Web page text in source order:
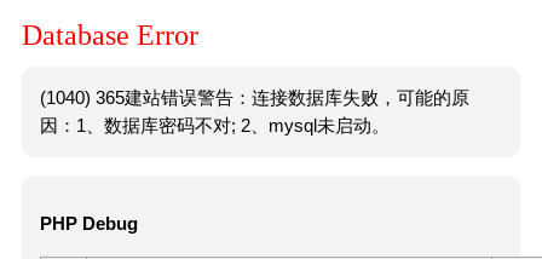
Database Error
(1040) 365建站错误警告：连接数据库失败，可能的原
因：1、数据库密码不对; 2、mysql未启动。
PHP Debug